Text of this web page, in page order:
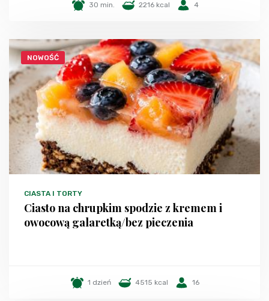
30 min. 2216 kcal 4
NOWOŚĆ
CIASTA I TORTY
Ciasto na chrupkim spodzie z kremem i
owocową galaretką/bez pieczenia
1 dzień 4515 kcal 16